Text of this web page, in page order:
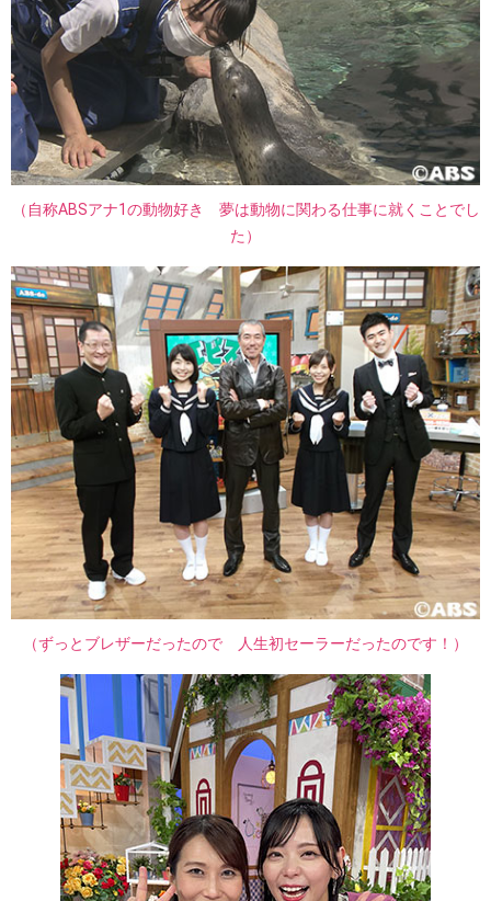
（自称ABSアナ1の動物好き 夢は動物に関わる仕事に就くことでし
た）
（ずっとブレザーだったので 人生初セーラーだったのです！）